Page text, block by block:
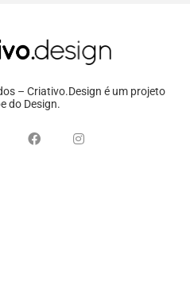
– Criativo.Design é um projeto
do Design.